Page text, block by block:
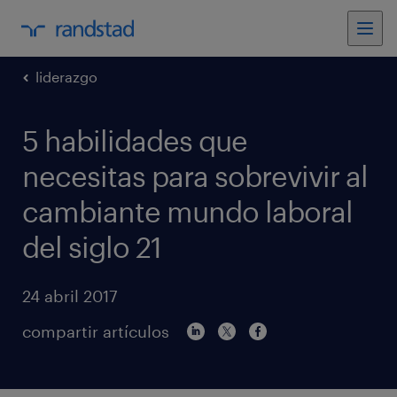
liderazgo
5 habilidades que
necesitas para sobrevivir al
cambiante mundo laboral
del siglo 21
24 abril 2017
compartir artículos